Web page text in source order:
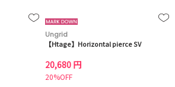
Ungrid
【Htage】Horizontal pierce SV
20,680 円
20%OFF